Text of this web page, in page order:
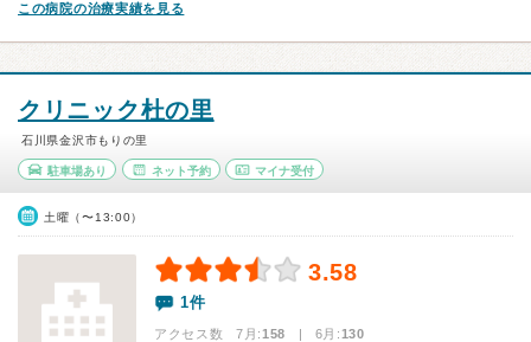
この病院の治療実績を見る
クリニック杜の里
石川県金沢市もりの里
駐車場あり ネット予約 マイナ受付
土曜（〜13:00）
3.58
1件
アクセス数 7月:158 | 6月:130